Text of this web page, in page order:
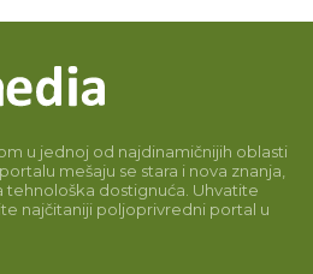
u jednoj od najdinamičnijih oblasti
mešaju se stara i nova znanja,
tehnološka dostignuća. Uhvatite
najčitaniji poljoprivredni portal u